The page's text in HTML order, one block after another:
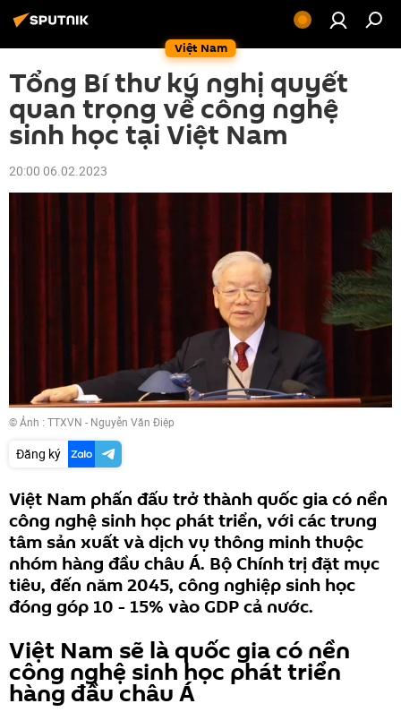
Việt Nam
Tổng Bí thư ký nghị quyết
quan trọng về công nghệ
sinh học tại Việt Nam
20:00 06.02.2023
© Ảnh : TTXVN - Nguyễn Văn Điệp
Đăng ký
Việt Nam phấn đấu trở thành quốc gia có nền
công nghệ sinh học phát triển, với các trung
tâm sản xuất và dịch vụ thông minh thuộc
nhóm hàng đầu châu Á. Bộ Chính trị đặt mục
tiêu, đến năm 2045, công nghiệp sinh học
đóng góp 10 - 15% vào GDP cả nước.
Việt Nam sẽ là quốc gia có nền
công nghệ sinh học phát triển
hàng đầu châu Á